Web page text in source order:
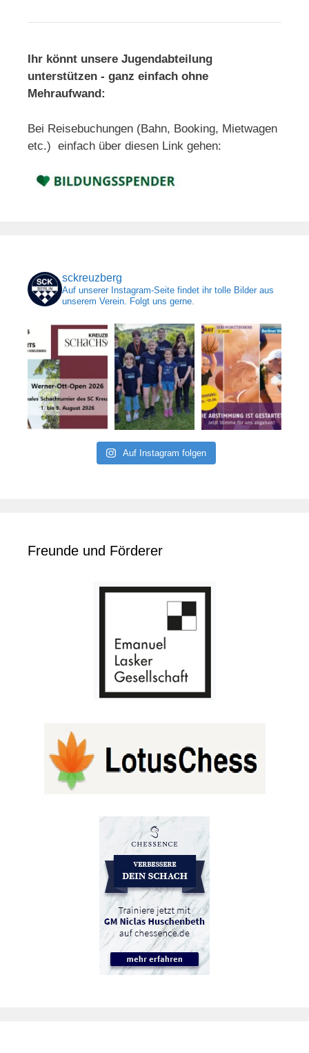
Ihr könnt unsere Jugendabteilung
unterstützen - ganz einfach ohne
Mehraufwand:
Bei Reisebuchungen (Bahn, Booking, Mietwagen
etc.) einfach über diesen Link gehen:
sckreuzberg
Auf unserer Instagram-Seite findet ihr tolle Bilder aus
unserem Verein. Folgt uns gerne.
Auf Instagram folgen
Freunde und Förderer